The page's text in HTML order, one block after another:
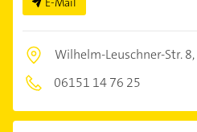
Wilhelm-Leuschner-Str. 8,
06151 14 76 25